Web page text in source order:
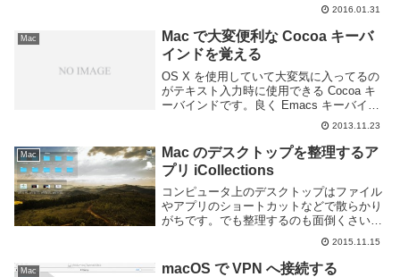
ラと見続けるかもしれないし、ゲームが入
っていればそれをプレイするかもしれな
い。音...
2016.01.31
Mac
Mac で大変便利な Cocoa キーバ
インドを覚える
OS X を使用していて大変気に入ってるの
がテキスト入力時に使用できる Cocoa キ
ーバインドです。良く Emacs キーバイン
ドとか言われるアレです。正式名称なんて
いうんだろう。名前はなんでもいいや、と
にかくこれを覚えるとテキスト編集が...
2013.11.23
Mac
Mac のデスクトップを整理するア
プリ iCollections
コンピュータ上のデスクトップはファイル
やアプリのショートカットなどで散らかり
がちです。でも整理するのも面倒くさいで
す。iCollections というアプリを利用すれ
ばデスクトップを簡単に見やすく整理する
事ができます。このアプリを起動すれば...
2015.11.15
Mac
macOS で VPN へ接続する